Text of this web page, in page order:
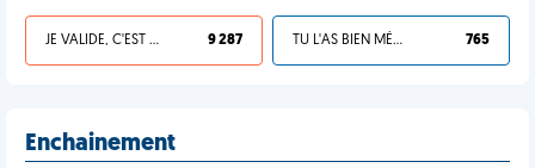
JE VALIDE, C'EST UNE VDM 9 287 TU L'AS BIEN MÉRITÉ 765
Enchainement